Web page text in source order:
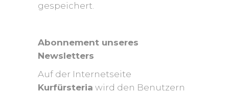
gespeichert.
Abonnement unseres
Newsletters
Auf der Internetseite
Kurfürsteria wird den Benutzern